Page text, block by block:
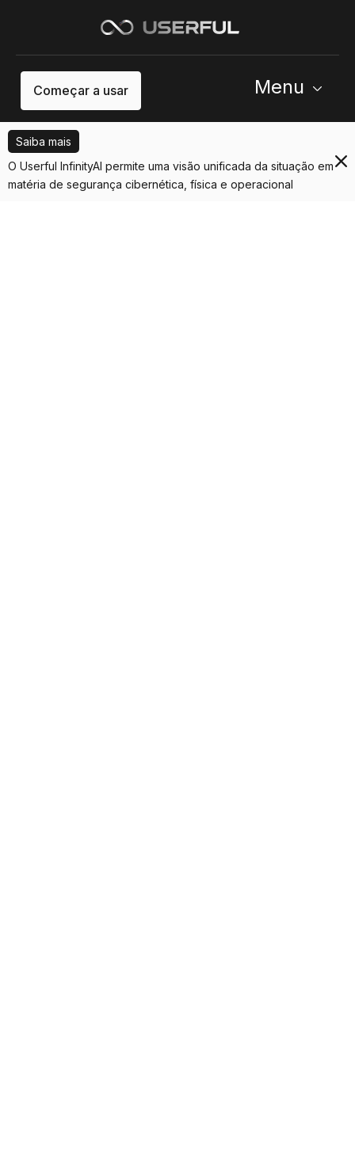
Começar a usar Menu
Saiba mais
O Userful InfinityAI permite uma visão unificada da situação em
matéria de segurança cibernética, física e operacional